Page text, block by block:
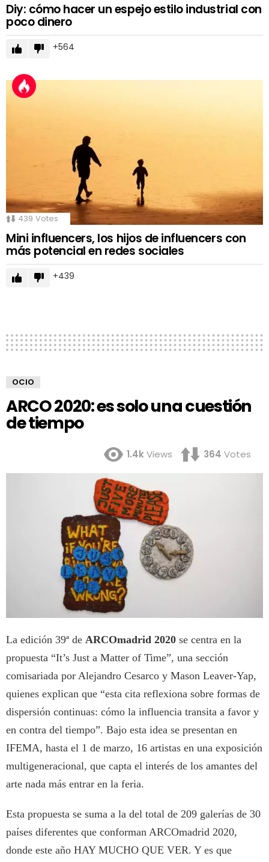
Diy: cómo hacer un espejo estilo industrial con
poco dinero
564
439 Votes
Mini influencers, los hijos de influencers con
más potencial en redes sociales
439
OCIO
ARCO 2020: es solo una cuestión
de tiempo
1.4kViews 364 Votes
La edición 39ª de ARCOmadrid 2020 se centra en la
propuesta “It’s Just a Matter of Time”, una sección
comisariada por Alejandro Cesarco y Mason Leaver-Yap,
quienes explican que “esta cita reflexiona sobre formas de
dispersión continuas: cómo la influencia transita a favor y
en contra del tiempo”. Bajo esta idea se presentan en
IFEMA, hasta el 1 de marzo, 16 artistas en una exposición
multigeneracional, que capta el interés de los amantes del
arte nada más entrar en la feria.
Esta propuesta se suma a la del total de 209 galerías de 30
países diferentes que conforman ARCOmadrid 2020,
donde este año HAY MUCHO QUE VER. Y es que